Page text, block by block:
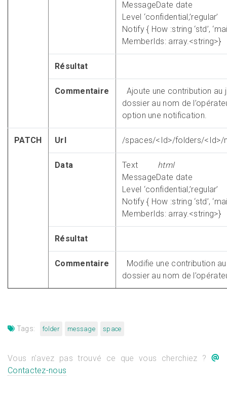
MessageDate date
Level ‘confidential,’regular’
Notify { How :string ‘std’,
MemberIds: array.<string>}
Résultat
Commentaire
Ajoute une contribution au
dossier au nom de
option une notification.
PATCH Url /spaces/<Id>/folders/<Id>/
Data Text html
MessageDate date
Level ‘confidential,’regular’
Notify { How :string ‘std’,
MemberIds: array.<string>}
Résultat
Commentaire
Modifie une contribution
dossier au nom de
Tags: folder message space
Vous n'avez pas trouvé ce que vous cherchiez ?
Contactez-nous